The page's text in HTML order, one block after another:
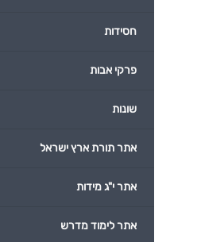
חסידות
פרקי אבות
שונות
אתר תורת ארץ ישראל
אתר י"ג מידות
אתר לימוד מדרש